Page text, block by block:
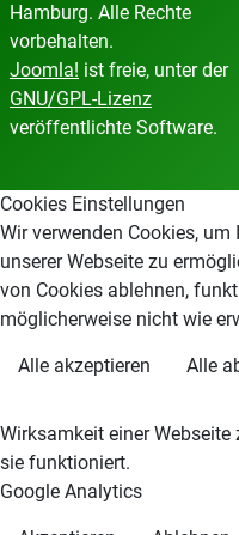
Hamburg. Alle Rechte
vorbehalten.
Joomla! ist freie, unter der
GNU/GPL-Lizenz
veröffentlichte Software.
Cookies Einstellungen
Wir verwenden Cookies,
unserer Webseite zu
von Cookies ablehnen,
möglicherweise nicht wie
Alle akzeptieren Alle
Wirksamkeit einer
sie funktioniert.
Google Analytics